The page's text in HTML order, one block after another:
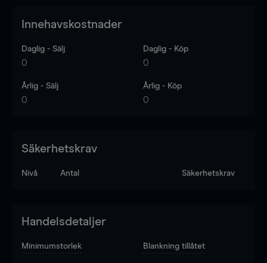
Innehavskostnader
Daglig - Sälj
0
Daglig - Köp
0
Årlig - Sälj
0
Årlig - Köp
0
Säkerhetskrav
Nivå Antal Säkerhetskrav
Handelsdetaljer
Minimumstorlek Blankning tillåtet